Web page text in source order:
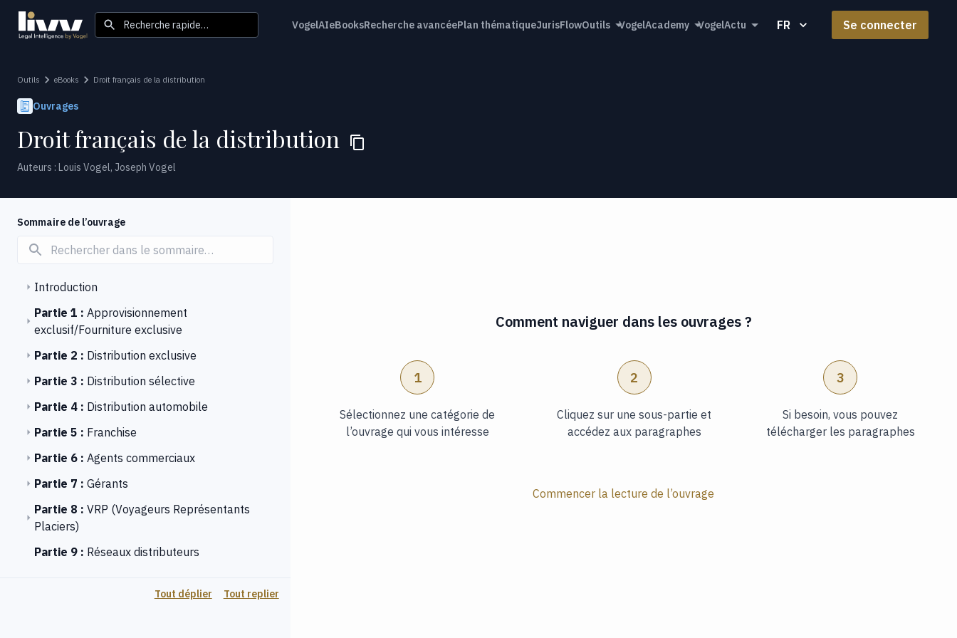
Recherche rapide… VogelAIeBooksRecherche avancéePlan thématiqueJurisFlowOutils VogelAcademy VogelActu FR Se connecter
Outils eBooks Droit français de la distribution
Ouvrages
Droit français de la distribution
Auteurs : Louis Vogel, Joseph Vogel
Sommaire de l’ouvrage
Introduction
Partie 1 : Approvisionnement
exclusif/Fourniture exclusive
Partie 2 : Distribution exclusive
Partie 3 : Distribution sélective
Partie 4 : Distribution automobile
Partie 5 : Franchise
Partie 6 : Agents commerciaux
Partie 7 : Gérants
Partie 8 : VRP (Voyageurs Représentants
Placiers)
Partie 9 : Réseaux distributeurs
Tout déplier Tout replier
Comment naviguer dans les ouvrages ?
1
Sélectionnez une catégorie de
l’ouvrage qui vous intéresse
2
Cliquez sur une sous-partie et
accédez aux paragraphes
3
Si besoin, vous pouvez
télécharger les paragraphes
Commencer la lecture de l’ouvrage